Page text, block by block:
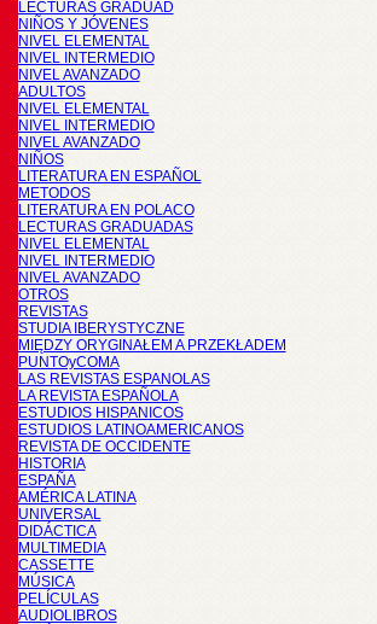
LECTURAS GRADUAD
NIÑOS Y JÓVENES
NIVEL ELEMENTAL
NIVEL INTERMEDIO
NIVEL AVANZADO
ADULTOS
NIVEL ELEMENTAL
NIVEL INTERMEDIO
NIVEL AVANZADO
NIÑOS
LITERATURA EN ESPAÑOL
METODOS
LITERATURA EN POLACO
LECTURAS GRADUADAS
NIVEL ELEMENTAL
NIVEL INTERMEDIO
NIVEL AVANZADO
OTROS
REVISTAS
STUDIA IBERYSTYCZNE
MIĘDZY ORYGINAŁEM A PRZEKŁADEM
PUNTOyCOMA
LAS REVISTAS ESPANOLAS
LA REVISTA ESPAÑOLA
ESTUDIOS HISPANICOS
ESTUDIOS LATINOAMERICANOS
REVISTA DE OCCIDENTE
HISTORIA
ESPAÑA
AMÉRICA LATINA
UNIVERSAL
DIDÁCTICA
MULTIMEDIA
CASSETTE
MÚSICA
PELÍCULAS
AUDIOLIBROS